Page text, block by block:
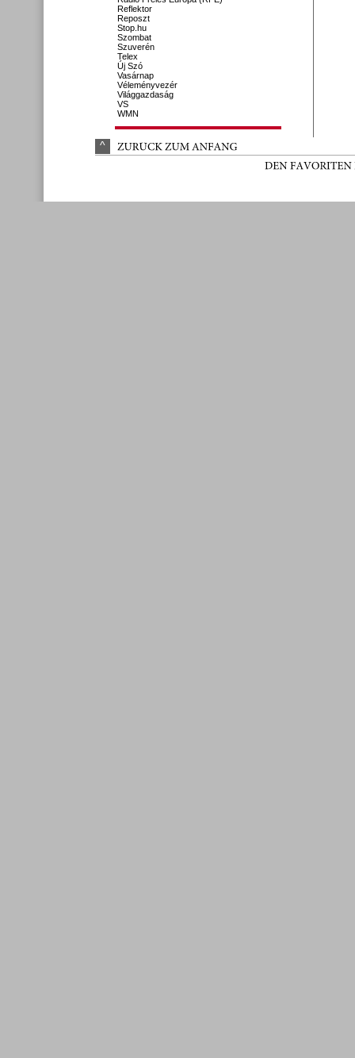
Reflektor
Reposzt
Stop.hu
Szombat
Szuverén
Telex
Új Szó
Vasárnap
Véleményvezér
Világgazdaság
VS
WMN
^ ZURÜCK ZUM ANFANG
DEN FAVORITEN